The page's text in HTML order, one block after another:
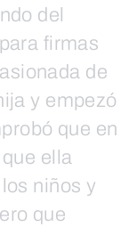
del
firmas
de
y empezó
que en
ella
niños y
que